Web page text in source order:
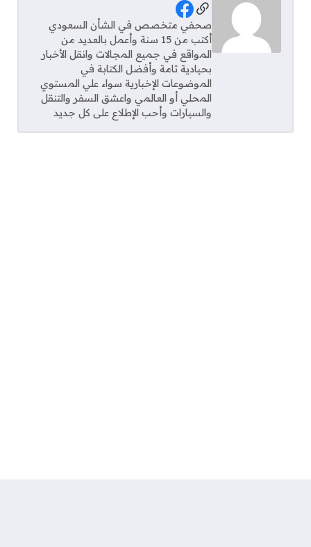
Social Links
صحفي متخصص في الشأن السعودي
أكتب من 15 سنة وأعمل بالعديد من
المواقع في جميع المجالات وانقل الأخبار
بحيادية تامة وأفضل الكتابة في
الموضوعات الإخبارية سواء علي المستوي
المحلي أو العالمي واعشق السفر والتنقل
والسيارات وأحب الإطلاع على كل جديد